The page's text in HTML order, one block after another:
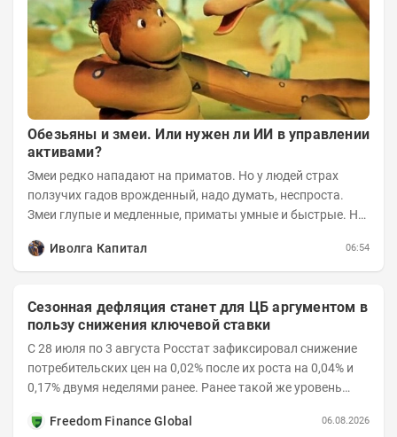
Обезьяны и змеи. Или нужен ли ИИ в управлении
активами?
Змеи редко нападают на приматов. Но у людей страх
ползучих гадов врожденный, надо думать, неспроста.
Змеи глупые и медленные, приматы умные и быстрые. Но
Иволга Капитал
06:54
Сезонная дефляция станет для ЦБ аргументом в
пользу снижения ключевой ставки
С 28 июля по 3 августа Росстат зафиксировал снижение
потребительских цен на 0,02% после их роста на 0,04% и
0,17% двумя неделями ранее. Ранее такой же уровень
Freedom Finance Global
06.08.2026